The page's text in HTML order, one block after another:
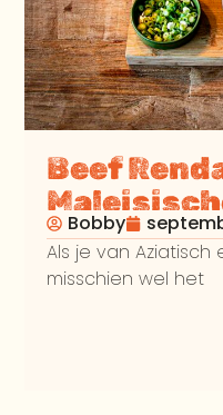
Beef
Bobby
Als je van
misschien wel het